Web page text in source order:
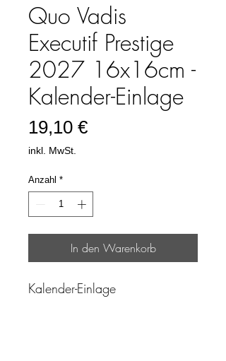
Quo Vadis
Executif Prestige
2027 16x16cm -
Kalender-Einlage
19,10 €Preis
inkl. MwSt.
Anzahl *
In den Warenkorb
Kalender-Einlage